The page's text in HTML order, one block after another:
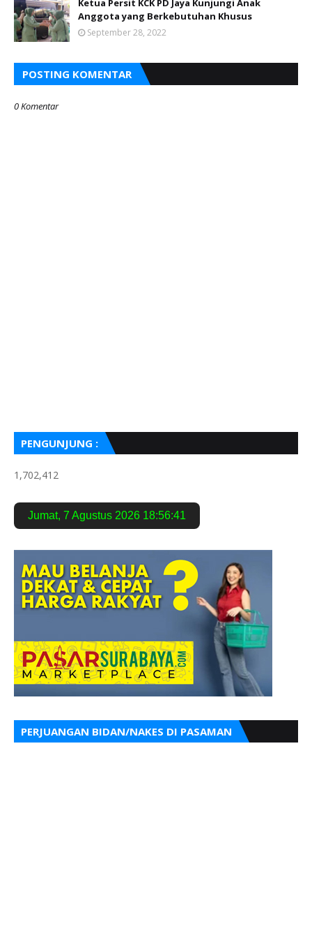
Ketua Persit KCK PD Jaya Kunjungi Anak
Anggota yang Berkebutuhan Khusus
September 28, 2022
POSTING KOMENTAR
0 Komentar
PENGUNJUNG :
1,702,412
Jumat, 7 Agustus 2026 18:56:42
PERJUANGAN BIDAN/NAKES DI PASAMAN